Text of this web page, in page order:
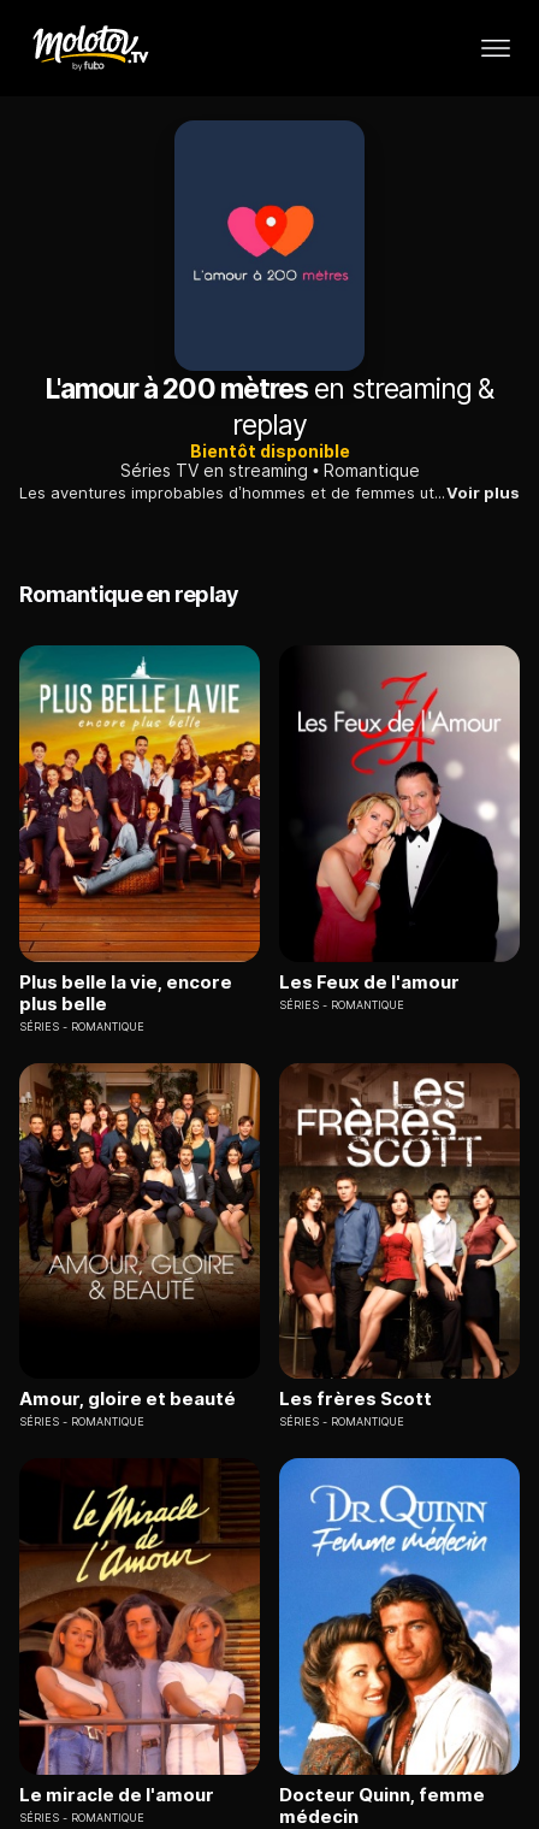
L'amour à 200 mètres en streaming &
replay
Bientôt disponible
Séries TV en streaming
Romantique
Les aventures improbables d’hommes et de femmes utilisateurs de l’application "200 mètres", un site de rencontres qui géo-localise ses abonnés et propose une rencontre immédiate avec toute personneVoir plus
Romantique en replay
Plus belle la vie, encore
plus belle
SÉRIES ROMANTIQUE
Les Feux de l'amour
SÉRIES ROMANTIQUE
Amour, gloire et beauté
SÉRIES ROMANTIQUE
Les frères Scott
SÉRIES ROMANTIQUE
Le miracle de l'amour
SÉRIES ROMANTIQUE
Docteur Quinn, femme
médecin